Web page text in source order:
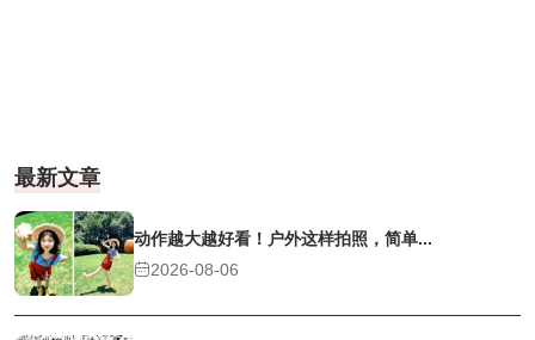
最新文章
动作越大越好看！户外这样拍照，简单...
2026-08-06